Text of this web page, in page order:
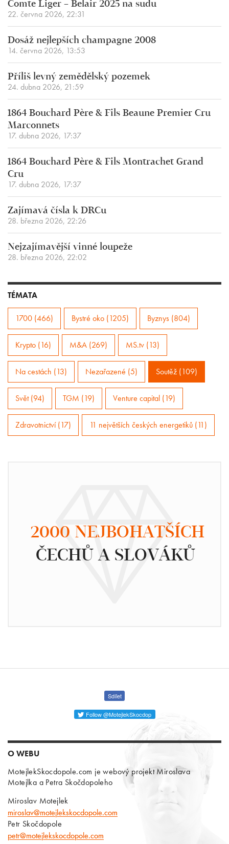
Comte Liger – Belair 2025 na sudu
22. června 2026, 22:31
Dosáž nejlepších champagne 2008
14. června 2026, 13:53
Příliš levný zemědělský pozemek
24. dubna 2026, 21:59
1864 Bouchard Père & Fils Beaune Premier Cru
Marconnets
17. dubna 2026, 17:37
1864 Bouchard Père & Fils Montrachet Grand
Cru
17. dubna 2026, 17:37
Zajímavá čísla k DRCu
28. března 2026, 22:26
Nejzajímavější vinné loupeže
28. března 2026, 22:02
TÉMATA
1700 (466) Bystré oko (1205) Byznys (804)
Krypto (16) M&A (269) MS.tv (13)
Na cestách (13) Nezařazené (5) Soutěž (109)
Svět (94) TGM (19) Venture capital (19)
Zdravotnictví (17) 11 největších českých energetiků (11)
2000 NEJBOHATŠÍCH
ČECHŮ A SLOVÁKŮ
Sdílet
Follow @MotejlekSkocdop
O WEBU
MotejlekSkocdopole.com je webový projekt Miroslava
Motejlka a Petra Skočdopoleho
Miroslav Motejlek
miroslav@motejlekskocdopole.com
Petr Skočdopole
petr@motejlekskocdopole.com